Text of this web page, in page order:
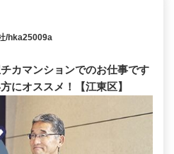
/hka25009a
カマンションでのお仕事です
にオススメ！【江東区】